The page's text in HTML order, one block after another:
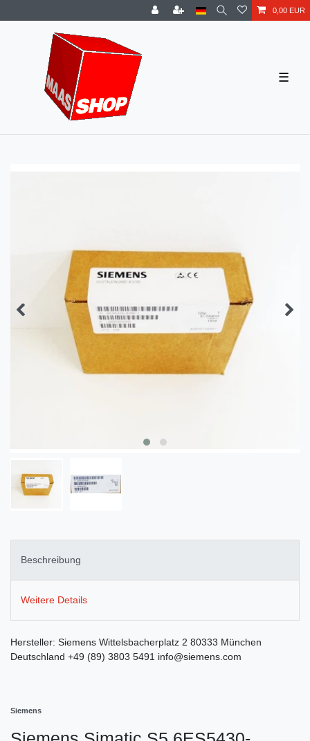
0,00 EUR
☰
Beschreibung
Weitere Details
Hersteller: Siemens Wittelsbacherplatz 2 80333 München
Deutschland +49 (89) 3803 5491 info@siemens.com
Siemens